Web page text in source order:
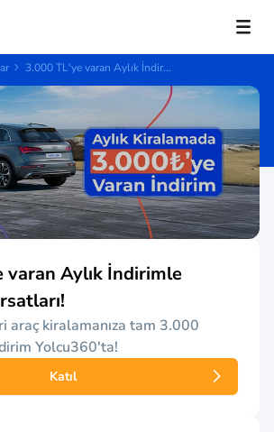
3.000 TL'ye varan Aylık İndir...
varan Aylık İndirimle
araç kiralamanıza tam 3.000
Yolcu360'ta!
Katıl